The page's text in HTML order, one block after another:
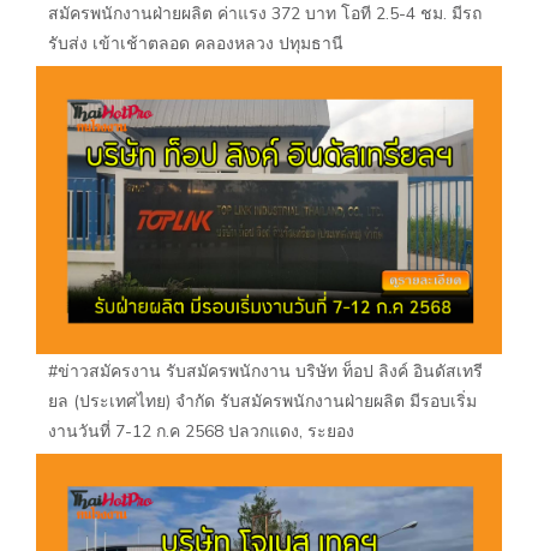
สมัครพนักงานฝ่ายผลิต ค่าแรง 372 บาท โอที 2.5-4 ชม. มีรถ
รับส่ง เข้าเช้าตลอด คลองหลวง ปทุมธานี
#ข่าวสมัครงาน รับสมัครพนักงาน บริษัท ท็อป ลิงค์ อินดัสเทรี
ยล (ประเทศไทย) จำกัด รับสมัครพนักงานฝ่ายผลิต มีรอบเริ่ม
งานวันที่ 7-12 ก.ค 2568 ปลวกแดง, ระยอง